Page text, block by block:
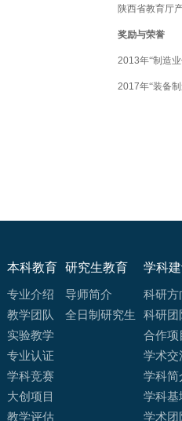
陕西省教育厅
奖励与荣誉
2013年“制造
2017年“装备
本科教育
专业介绍
教学团队
实验教学
专业认证
学科竞赛
大创项目
教学评估
研究生教育
导师简介
全日制研究生
学科
科研方
科研团
合作项
学术交
学科简
学科基
学术团